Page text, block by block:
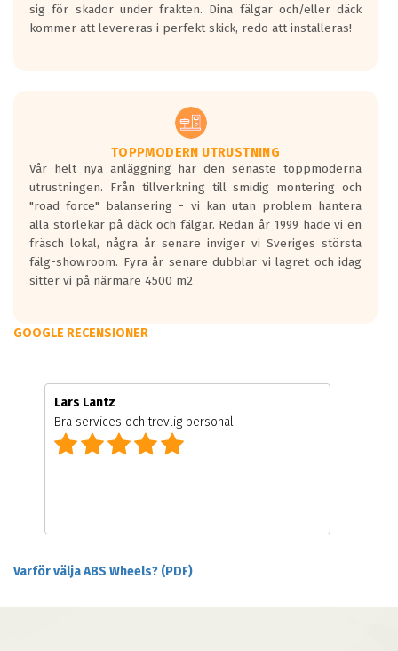
sig för skador under frakten. Dina fälgar och/eller däck
kommer att levereras i perfekt skick, redo att installeras!
TOPPMODERN UTRUSTNING
Vår helt nya anläggning har den senaste toppmoderna
utrustningen. Från tillverkning till smidig montering och
"road force" balansering - vi kan utan problem hantera
alla storlekar på däck och fälgar. Redan år 1999 hade vi en
fräsch lokal, några år senare inviger vi Sveriges största
fälg-showroom. Fyra år senare dubblar vi lagret och idag
sitter vi på närmare 4500 m2
GOOGLE RECENSIONER
Lars Lantz
Bra services och trevlig personal.
Varför välja ABS Wheels? (PDF)